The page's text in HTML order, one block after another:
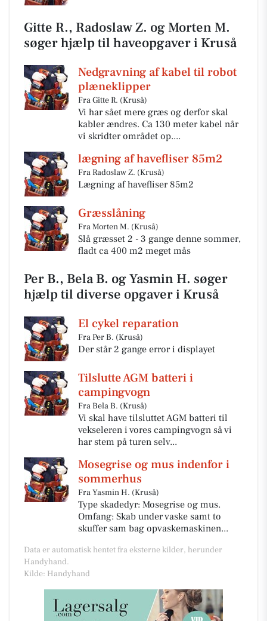
Gitte R., Radoslaw Z. og Morten M.
søger hjælp til haveopgaver i Kruså
Nedgravning af kabel til robot
plæneklipper
Fra Gitte R. (Kruså)
Vi har sået mere græs og derfor skal
kabler ændres. Ca 130 meter kabel når
vi skridter området op....
lægning af havefliser 85m2
Fra Radoslaw Z. (Kruså)
Lægning af havefliser 85m2
Græsslåning
Fra Morten M. (Kruså)
Slå græsset 2 - 3 gange denne sommer,
fladt ca 400 m2 meget mås
Per B., Bela B. og Yasmin H. søger
hjælp til diverse opgaver i Kruså
El cykel reparation
Fra Per B. (Kruså)
Der står 2 gange error i displayet
Tilslutte AGM batteri i
campingvogn
Fra Bela B. (Kruså)
Vi skal have tilsluttet AGM batteri til
vekseleren i vores campingvogn så vi
har stem på turen selv...
Mosegrise og mus indenfor i
sommerhus
Fra Yasmin H. (Kruså)
Type skadedyr: Mosegrise og mus.
Omfang: Skab under vaske samt to
skuffer sam bag opvaskemaskinen...
Data er automatisk hentet fra eksterne kilder, herunder
Handyhand.
Kilde: Handyhand